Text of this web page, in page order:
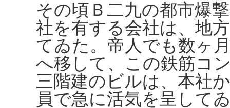
その頃Ｂ二九の都市爆
社を有する会社は、地
てゐた。帝人でも数ヶ
へ移して、この鉄筋コ
三階建のビルは、本社
員で急に活気を呈して